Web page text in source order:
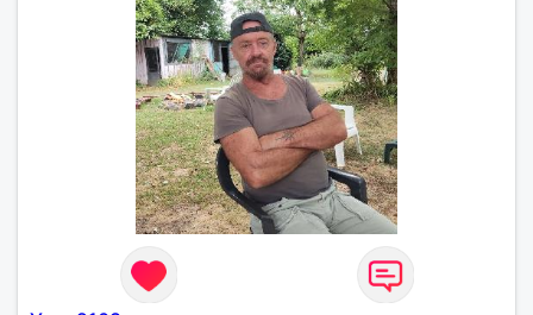
agents SIAP1. ET télésurveillance et vidéo
protection dans les casino supermarché. en CDI
Mes passions. Sont la robotique ,vtt ,Echeque
,astronomie . Service militaire belfort 35 régiment d
infanterie et engager sur 5 ans.de (1998 a 2003.)
Divers je fait en moyenne 6 km de marche par jour
a pieds. A la fin de mon travail a mon domicile. J 'ai
un rêve cet de construire une vie a deux en
harmonie. Si je pourrais lui décrocher la lune je le
ferais. A chaque fois que je vois un beau ciel étoilé
je rêve d' être avec quelqu'un.